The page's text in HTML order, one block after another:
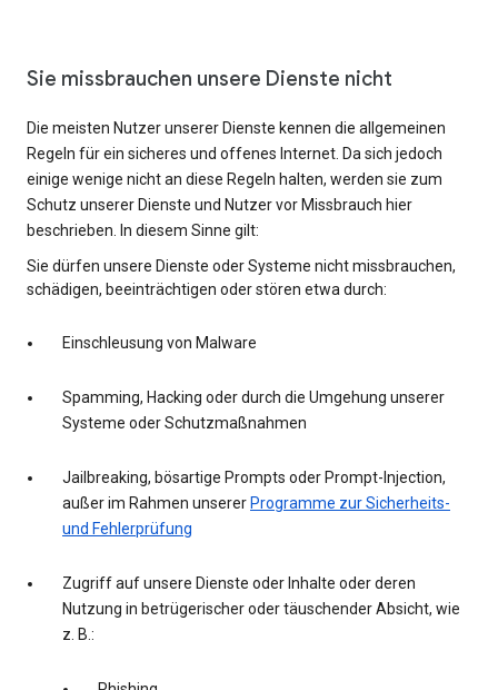
Sie missbrauchen unsere Dienste nicht
Die meisten Nutzer unserer Dienste kennen die allgemeinen
Regeln für ein sicheres und offenes Internet. Da sich jedoch
einige wenige nicht an diese Regeln halten, werden sie zum
Schutz unserer Dienste und Nutzer vor Missbrauch hier
beschrieben. In diesem Sinne gilt:
Sie dürfen unsere Dienste oder Systeme nicht missbrauchen,
schädigen, beeinträchtigen oder stören etwa durch:
Einschleusung von Malware
Spamming, Hacking oder durch die Umgehung unserer
Systeme oder Schutzmaßnahmen
Jailbreaking, bösartige Prompts oder Prompt-Injection,
außer im Rahmen unserer Programme zur Sicherheits-
und Fehlerprüfung
Zugriff auf unsere Dienste oder Inhalte oder deren
Nutzung in betrügerischer oder täuschender Absicht, wie
z. B.: